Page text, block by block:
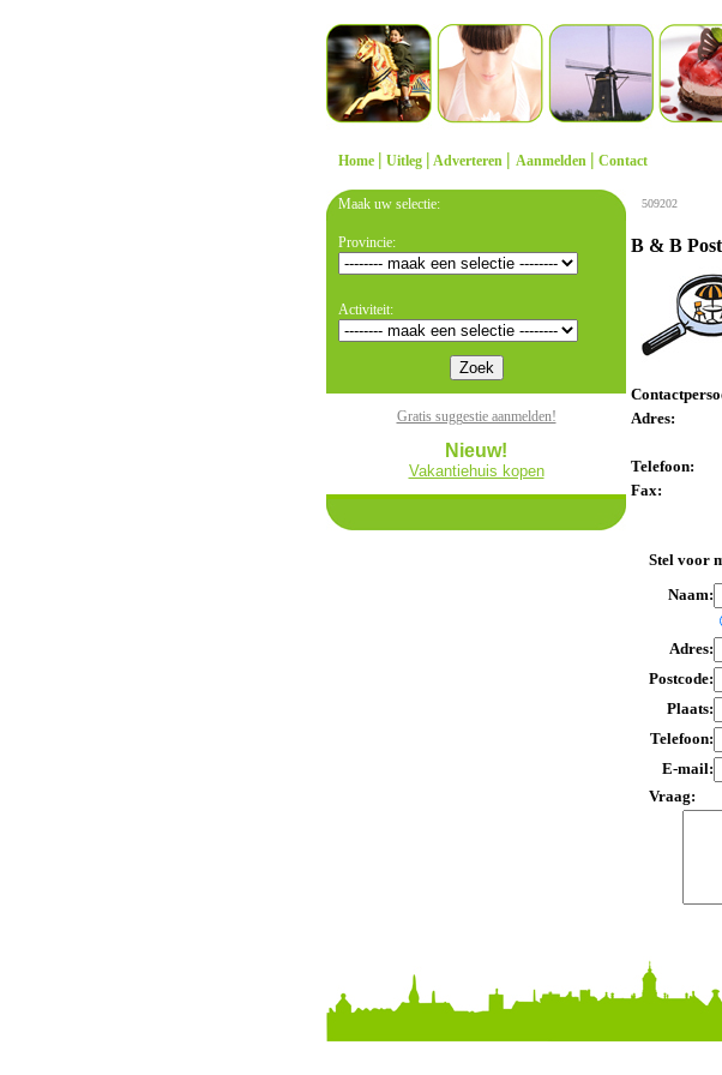
Home | Uitleg | Adverteren | Aanmelden | Contact
Maak uw selectie:
Provincie:
Activiteit:
Gratis suggestie aanmelden!
Nieuw!
Vakantiehuis kopen
509202
B & B
Adres:
Telefoon:
Fax:
Stel voor
Naam:
Adres:
Postcode:
Plaats:
Telefoon:
E-mail:
Vraag: